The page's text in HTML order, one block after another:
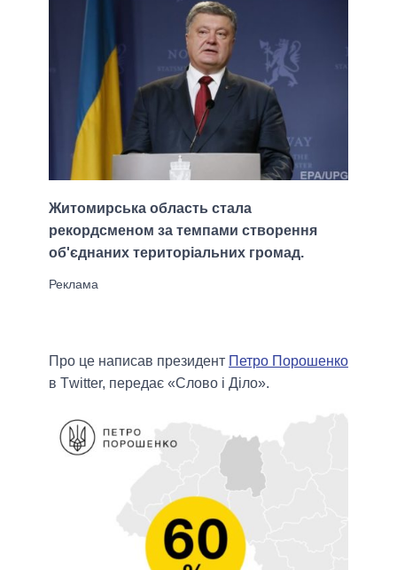
Житомирська область стала
рекордсменом за темпами створення
об'єднаних територіальних громад.
Про це написав президент Петро Порошенко
в Тwitter, передає «Слово і Діло».